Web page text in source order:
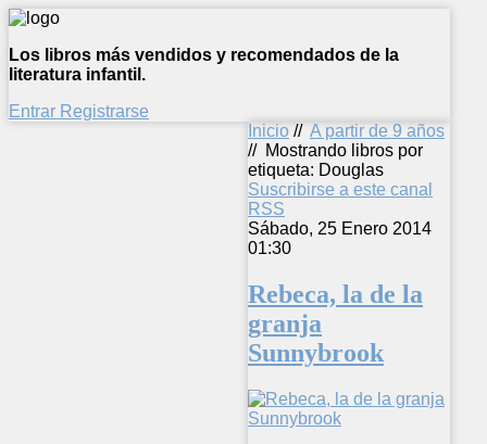
Los libros más vendidos y recomendados de la
literatura infantil.
Entrar Registrarse
Inicio // A partir de 9 años
// Mostrando libros por
etiqueta: Douglas
Suscribirse a este canal
RSS
Sábado, 25 Enero 2014
01:30
Rebeca, la de la
granja
Sunnybrook